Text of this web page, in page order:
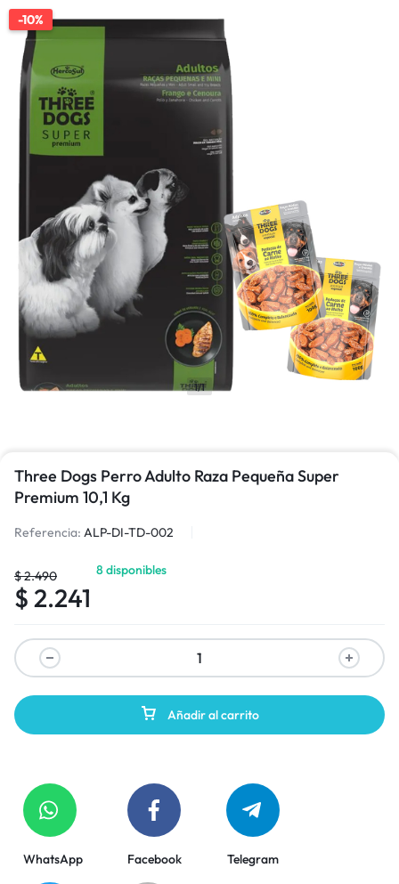
1/1
-10%
Three Dogs Perro Adulto Raza Pequeña Super
Premium 10,1 Kg
Referencia: ALP-DI-TD-002
$2.490
$ 2.241
8 disponibles
Añadir al carrito
WhatsApp Facebook Telegram